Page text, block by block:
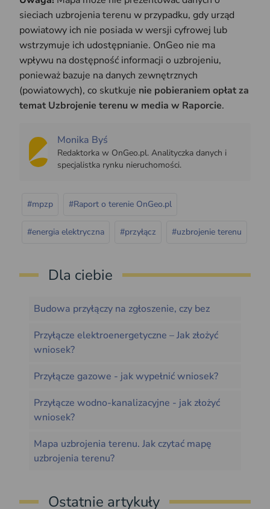
sieciach uzbrojenia terenu w przypadku, gdy urząd
powiatowy ich nie posiada w wersji cyfrowej lub
wstrzymuje ich udostępnianie. OnGeo nie ma
wpływu na dostępność informacji o uzbrojeniu,
ponieważ bazuje na danych zewnętrznych
(powiatowych), co skutkuje nie pobieraniem opłat za
temat Uzbrojenie terenu w media w Raporcie.
Monika Byś
Redaktorka w OnGeo.pl. Analityczka danych i
specjalistka rynku nieruchomości.
#mpzp #Raport o terenie OnGeo.pl
#energia elektryczna #przyłącz #uzbrojenie terenu
Dla ciebie
Budowa przyłączy na zgłoszenie, czy bez
Przyłącze elektroenergetyczne – Jak złożyć
wniosek?
Przyłącze gazowe - jak wypełnić wniosek?
Przyłącze wodno-kanalizacyjne - jak złożyć
wniosek?
Mapa uzbrojenia terenu. Jak czytać mapę
uzbrojenia terenu?
Ostatnie artykuły